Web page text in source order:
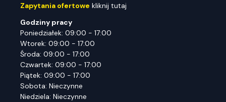
Zapytania ofertowe kliknij tutaj
Godziny pracy
Poniedziałek: 09:00 - 17:00
Wtorek: 09:00 - 17:00
Środa: 09:00 - 17:00
Czwartek: 09:00 - 17:00
Piątek: 09:00 - 17:00
Sobota: Nieczynne
Niedziela: Nieczynne